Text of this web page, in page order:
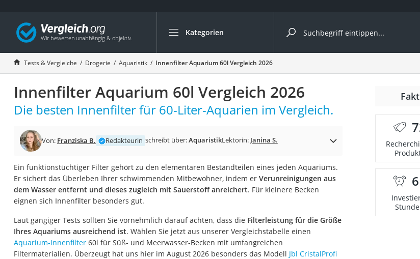
Kategorien
Die beliebtesten Vergleiche nach Kategorie
Drogerie
Inhalator
Haarschneider
Rollator
Katzenklappe (Chip)
Masturbator
Massagepistole
Reisehaartrockner
Eiweißpulver
Magnesiumpräparat
Tests & Vergleiche Drogerie Aquaristik Innenfilter Aquarium 60l Vergleich 2026
Innenfilter Aquarium 60l Vergleich 2026
Die besten Innenfilter für 60-Liter-Aquarien im Vergleich.
Von: Franziska B. Redakteurin schreibt über:AquaristikLektorin: Janina S.
Ein funktionstüchtiger Filter gehört zu den elementaren Bestandteilen eines jeden Aquariums.
Er sichert das Überleben Ihrer schwimmenden Mitbewohner, indem er Verunreinigungen aus
dem Wasser entfernt und dieses zugleich mit Sauerstoff anreichert. Für kleinere Becken
eignen sich Innenfilter besonders gut.
Laut gängiger Tests sollten Sie vornehmlich darauf achten, dass die Filterleistung für die Größe
Ihres Aquariums ausreichend ist. Wählen Sie jetzt aus unserer Vergleichstabelle einen
Aquarium-Innenfilter60l für Süß- und Meerwasser-Becken mit umfangreichen
Filtermaterialien. Überzeugt hat uns hier im August 2026 besonders das Modell Jbl CristalProfi